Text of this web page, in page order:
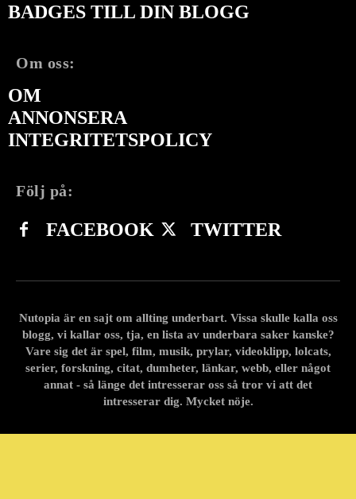
BADGES TILL DIN BLOGG
Om oss:
OM
ANNONSERA
INTEGRITETSPOLICY
Följ på:
FACEBOOK TWITTER
Nutopia är en sajt om allting underbart. Vissa skulle kalla oss
blogg, vi kallar oss, tja, en lista av underbara saker kanske?
Vare sig det är spel, film, musik, prylar, videoklipp, lolcats,
serier, forskning, citat, dumheter, länkar, webb, eller något
annat - så länge det intresserar oss så tror vi att det
intresserar dig. Mycket nöje.